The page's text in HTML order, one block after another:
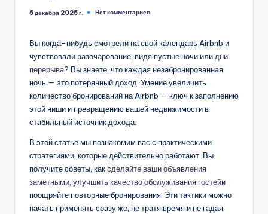
5 декабря 2025 г. Нет комментариев
Вы когда-нибудь смотрели на свой календарь Airbnb и
чувствовали разочарование, видя пустые ночи или дни
перерыва? Вы знаете, что каждая незабронированная
ночь — это потерянный доход. Умение увеличить
количество бронирований на Airbnb — ключ к заполнению
этой ниши и превращению вашей недвижимости в
стабильный источник дохода.
В этой статье мы познакомим вас с практическими
стратегиями, которые действительно работают. Вы
получите советы, каксделайте ваши объявления
заметными улучшить качество обслуживания гостейи
поощряйте повторные бронирования. Эти тактики можно
начать применять сразу же, не тратя время и не гадая.